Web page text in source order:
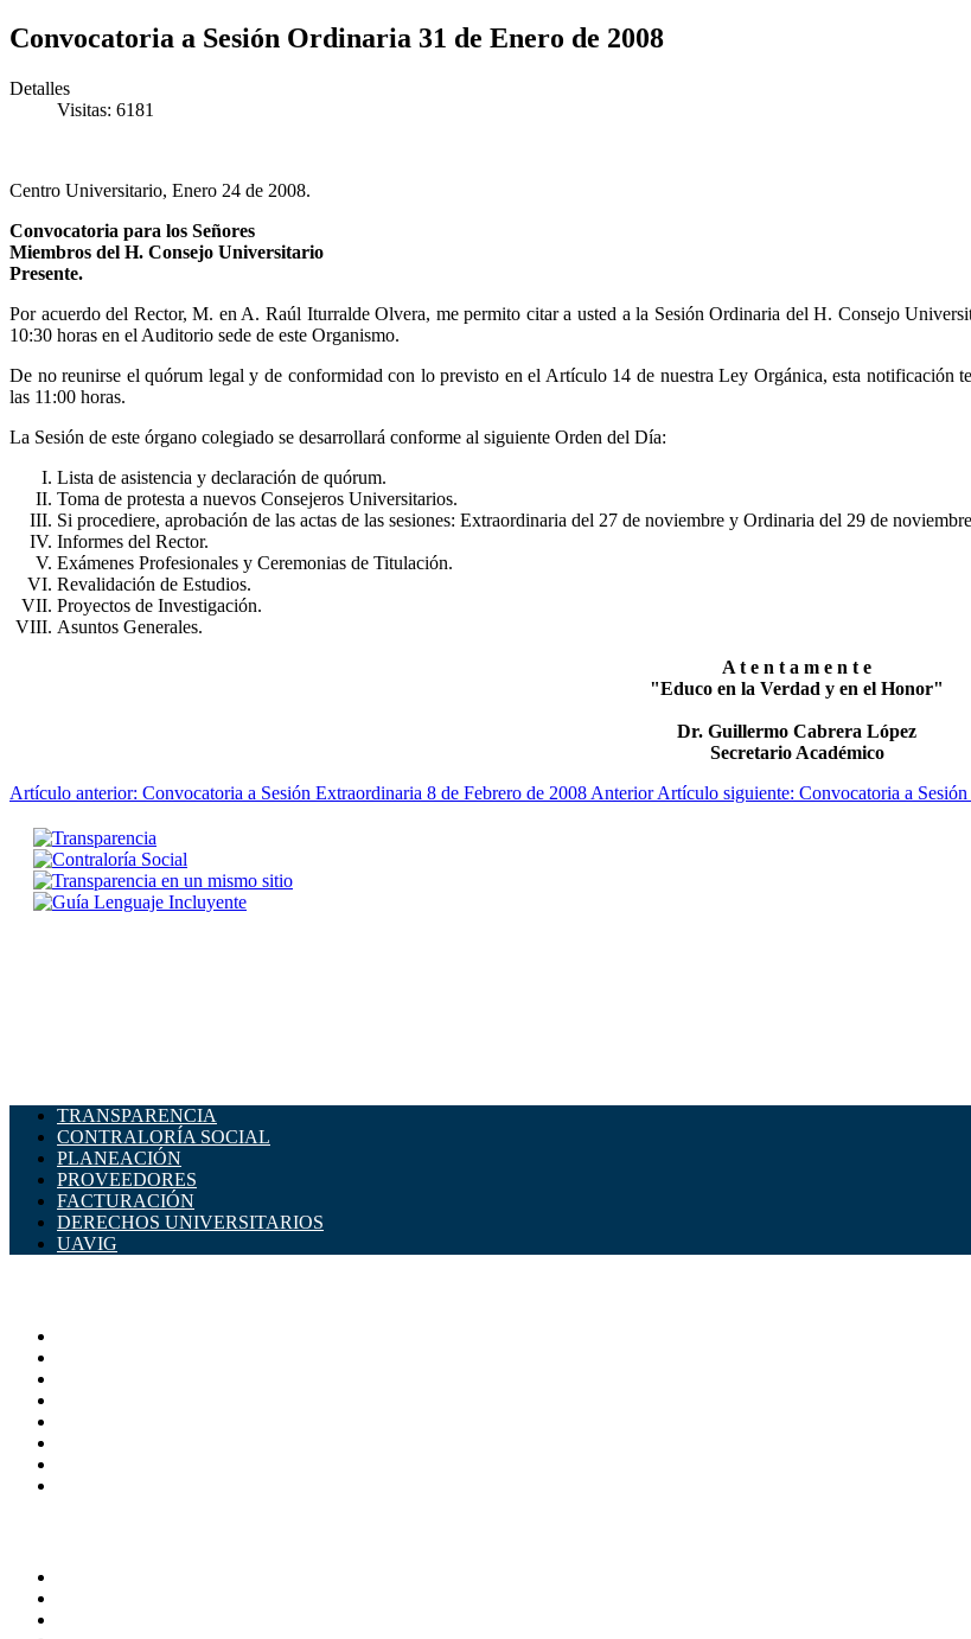
Convocatoria a Sesión Ordinaria 31 de Enero de 2008
Detalles
Visitas: 6181
Centro Universitario, Enero 24 de 2008.
Convocatoria para los Señores
Miembros del H. Consejo Universitario
Presente.
Por acuerdo del Rector, M. en A. Raúl Iturralde Olvera, me permito citar a usted a la Sesión Ordinaria del H. Consejo
10:30 horas en el Auditorio sede de este Organismo.
De no reunirse el quórum legal y de conformidad con lo previsto en el Artículo 14 de nuestra Ley Orgánica, esta notificación
las 11:00 horas.
La Sesión de este órgano colegiado se desarrollará conforme al siguiente Orden del Día:
Lista de asistencia y declaración de quórum.
Toma de protesta a nuevos Consejeros Universitarios.
Si procediere, aprobación de las actas de las sesiones: Extraordinaria del 27 de noviembre y Ordinaria del 29 de
Informes del Rector.
Exámenes Profesionales y Ceremonias de Titulación.
Revalidación de Estudios.
Proyectos de Investigación.
Asuntos Generales.
A t e n t a m e n t e
"Educo en la Verdad y en el Honor"
Dr. Guillermo Cabrera López
Secretario Académico
Artículo anterior: Convocatoria a Sesión Extraordinaria 8 de Febrero de 2008 Anterior Artículo siguiente: Convocatoria a
TRANSPARENCIA
CONTRALORÍA SOCIAL
PLANEACIÓN
PROVEEDORES
FACTURACIÓN
DERECHOS UNIVERSITARIOS
UAVIG